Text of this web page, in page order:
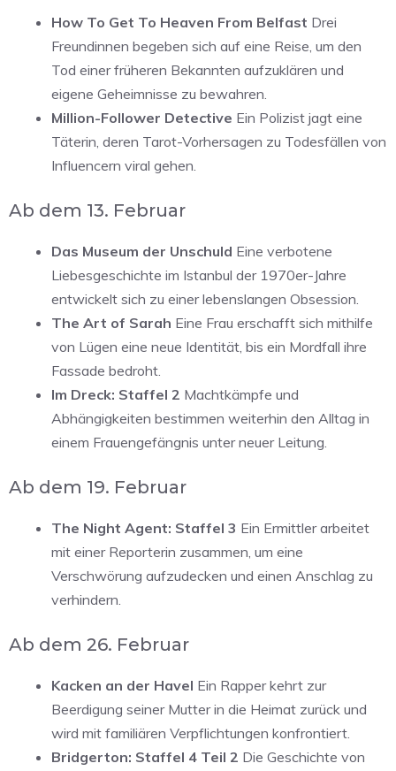
How To Get To Heaven From Belfast Drei
Freundinnen begeben sich auf eine Reise, um den
Tod einer früheren Bekannten aufzuklären und
eigene Geheimnisse zu bewahren.
Million-Follower Detective Ein Polizist jagt eine
Täterin, deren Tarot-Vorhersagen zu Todesfällen von
Influencern viral gehen.
Ab dem 13. Februar
Das Museum der Unschuld Eine verbotene
Liebesgeschichte im Istanbul der 1970er-Jahre
entwickelt sich zu einer lebenslangen Obsession.
The Art of Sarah Eine Frau erschafft sich mithilfe
von Lügen eine neue Identität, bis ein Mordfall ihre
Fassade bedroht.
Im Dreck: Staffel 2 Machtkämpfe und
Abhängigkeiten bestimmen weiterhin den Alltag in
einem Frauengefängnis unter neuer Leitung.
Ab dem 19. Februar
The Night Agent: Staffel 3 Ein Ermittler arbeitet
mit einer Reporterin zusammen, um eine
Verschwörung aufzudecken und einen Anschlag zu
verhindern.
Ab dem 26. Februar
Kacken an der Havel Ein Rapper kehrt zur
Beerdigung seiner Mutter in die Heimat zurück und
wird mit familiären Verpflichtungen konfrontiert.
Bridgerton: Staffel 4 Teil 2 Die Geschichte von